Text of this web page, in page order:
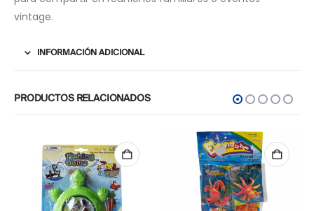
vintage.
INFORMACIÓN ADICIONAL
PRODUCTOS RELACIONADOS